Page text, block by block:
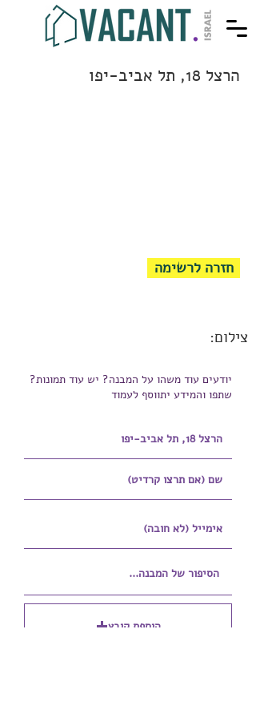
הרצל 18, תל אביב-יפו
חזרה לרשימה
צילום:
יודעים עוד משהו על המבנה? יש עוד תמונות?
שתפו והמידע יתווסף לעמוד
הוספת קובץ